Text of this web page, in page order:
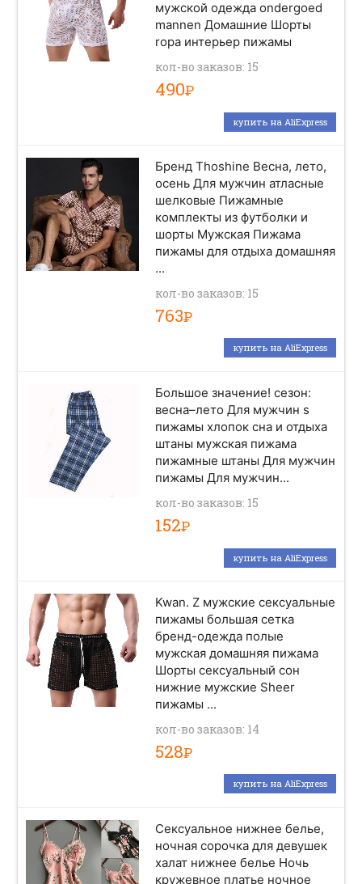
мужской одежда ondergoed
mannen Домашние Шорты
ropa интерьер пижамы
кол-во заказов: 15
490Р
купить на AliExpress
Бренд Thoshine Весна, лето,
осень Для мужчин атласные
шелковые Пижамные
комплекты из футболки и
шорты Мужская Пижама
пижамы для отдыха домашняя
...
кол-во заказов: 15
763Р
купить на AliExpress
Большое значение! сезон:
весна–лето Для мужчин s
пижамы хлопок сна и отдыха
штаны мужская пижама
пижамные штаны Для мужчин
пижамы Для мужчин...
кол-во заказов: 15
152Р
купить на AliExpress
Kwan. Z мужские сексуальные
пижамы большая сетка
бренд-одежда полые
мужская домашняя пижама
Шорты сексуальный сон
нижние мужские Sheer
пижамы ...
кол-во заказов: 14
528Р
купить на AliExpress
Сексуальное нижнее белье,
ночная сорочка для девушек
халат нижнее белье Ночь
кружевное платье ночное